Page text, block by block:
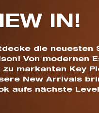
IN!
die neuesten
Von modernen
zu markanten Key
New Arrivals
aufs nächste